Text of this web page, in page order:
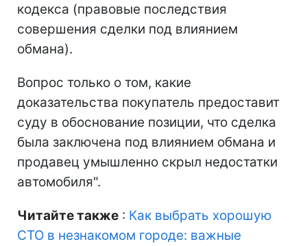
кодекса (правовые последствия
совершения сделки под влиянием
обмана).
Вопрос только о том, какие
доказательства покупатель предоставит
суду в обоснование позиции, что сделка
была заключена под влиянием обмана и
продавец умышленно скрыл недостатки
автомобиля".
Читайте также : Как выбрать хорошую
СТО в незнакомом городе: важные